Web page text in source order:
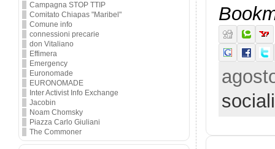
Campagna STOP TTIP
Comitato Chiapas "Maribel"
Comune info
connessioni precarie
don Vitaliano
Effimera
Emergency
Euronomade
EURONOMADE
Inter Activist Info Exchange
Jacobin
Noam Chomsky
Piazza Carlo Giuliani
The Commoner